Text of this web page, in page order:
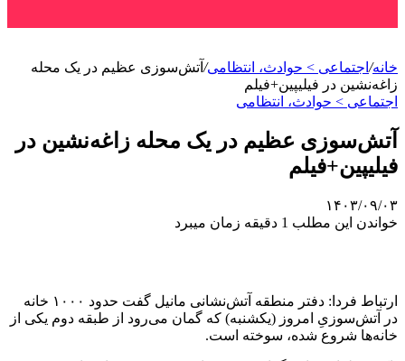
خانه/ اجتماعی > حوادث، انتظامی/ آتش‌سوزی عظیم در یک محله
زاغه‌نشین در فیلیپین+فیلم
اجتماعی > حوادث، انتظامی
آتش‌سوزی عظیم در یک محله زاغه‌نشین در
فیلیپین+فیلم
۱۴۰۳/۰۹/۰۳
خواندن این مطلب 1 دقیقه زمان میبرد
ارتباط فردا:‌ دفتر منطقه آتش‌نشانی مانیل گفت حدود ۱۰۰۰ خانه
در آتش‌سوزیِ امروز (یکشنبه) که گمان می‌رود از طبقه دوم یکی از
خانه‌ها شروع شده، سوخته است.